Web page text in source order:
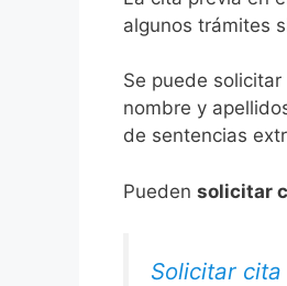
algunos trámites
Se puede
nombre y
de sentencias
​Pueden solicitar
Solicitar